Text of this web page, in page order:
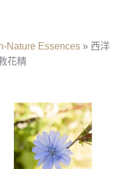
Nature Essences » 西洋
花精